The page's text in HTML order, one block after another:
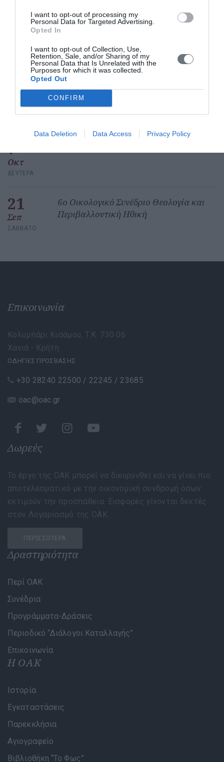
I want to opt-out of processing my
Personal Data for Targeted Advertising.
Opted In
I want to opt-out of Collection, Use,
Retention, Sale, and/or Sharing of my
Personal Data that Is Unrelated with the
Purposes for which it was collected.
Opted Out
CONFIRM
Data Deletion Data Access Privacy Policy
Πεπραγμένα
14
Οκτ
«Εν αρχή ην ο έρως»
7
Οκτ
ΔΕΥΤΈΡΑ
21
Σεπ
ΣΆΒΒΑΤΟ
6ο Οικολογικό Συνέδριο Θεολογία και
Περιβαλλοντική Ηθική
Επικοινωνία
Κολυμπάρι Κισάμου, Τ.Κ. 730 06
Χανιά - Κρήτη
ΟΔΗΓΙΕΣ ΠΡΟΣΒΑΣΗΣ
+30 28240 22500 / 22245 / 23685
oac@oac.gr
Δωρεές
Το έργο της ΟΑΚ μπορεί να διευρυνθεί και να γίνει πιο
αποτελεσματικό με την οικονομική συνδρομή όσων
εκτιμούν την προσπάθεια. Εισφορές γίνονται δεκτές
στον Λογαριασμό της ΟΑΚ.
ΠΕΡΙΣΣΌΤΕΡΑ
Δραστηριότητα
Περί ΟΑΚ
Συνέδρια
Προγράμματα-Δράσεις
Περιοδικό “Διάλογοι Καταλλαγής”
Επικοινωνία
Η ΟΑΚ
Ιστορία
Εγκαταστάσεις
Παρεκκλήσια
Αγιογραφείο
Βιβλιοθήκη “Το Φως”